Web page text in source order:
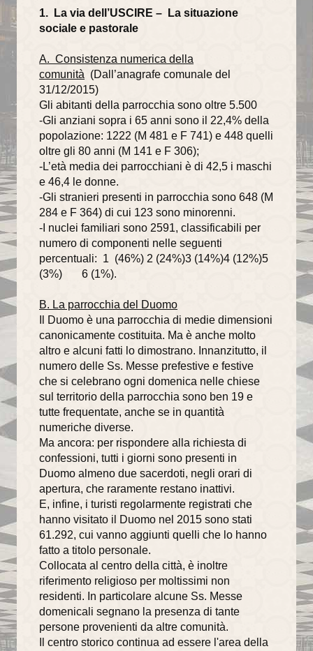
La torre campanaria
Gli Alabardieri
Arte e collezioni
La Corona Ferrea
La Cappella di Teodolinda
I grandi Cicli Decorativi
Il Museo e il Tesoro
Cultura e musica
La Biblioteca Capitolare
Gli Organi del Duomo
Le Campane del Duomo
Il Sentiero della Bellezza
La Cappella Musicale
Il Duomo racconta...
Informazioni utili
Orari delle SS.Messe
Orari del Museo e Tesoro
Celebrazioni in streaming
LA PARROCCHIA
Liturgia
Sacramenti
Il Battesimo
1. La via dell’USCIRE – La situazione
sociale e pastorale
A. Consistenza numerica della
comunità (Dall’anagrafe comunale del
31/12/2015)
Gli abitanti della parrocchia sono oltre 5.500
-Gli anziani sopra i 65 anni sono il 22,4% della
popolazione: 1222 (M 481 e F 741) e 448 quelli
oltre gli 80 anni (M 141 e F 306);
-L’età media dei parrocchiani è di 42,5 i maschi
e 46,4 le donne.
-Gli stranieri presenti in parrocchia sono 648 (M
284 e F 364) di cui 123 sono minorenni.
-I nuclei familiari sono 2591, classificabili per
numero di componenti nelle seguenti
percentuali: 1 (46%) 2 (24%)3 (14%)4 (12%)5
(3%) 6 (1%).
B. La parrocchia del Duomo
Il Duomo è una parrocchia di medie dimensioni
canonicamente costituita. Ma è anche molto
altro e alcuni fatti lo dimostrano. Innanzitutto, il
numero delle Ss. Messe prefestive e festive
che si celebrano ogni domenica nelle chiese
sul territorio della parrocchia sono ben 19 e
tutte frequentate, anche se in quantità
numeriche diverse.
Ma ancora: per rispondere alla richiesta di
confessioni, tutti i giorni sono presenti in
Duomo almeno due sacerdoti, negli orari di
apertura, che raramente restano inattivi.
E, infine, i turisti regolarmente registrati che
hanno visitato il Duomo nel 2015 sono stati
61.292, cui vanno aggiunti quelli che lo hanno
fatto a titolo personale.
Collocata al centro della città, è inoltre
riferimento religioso per moltissimi non
residenti. In particolare alcune Ss. Messe
domenicali segnano la presenza di tante
persone provenienti da altre comunità.
Il centro storico continua ad essere l'area della